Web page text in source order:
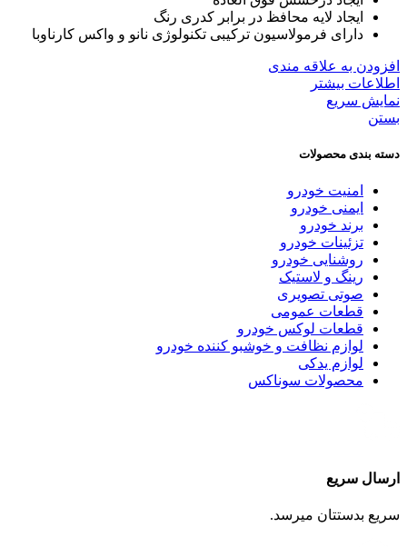
ایجاد لایه محافظ در برابر کدری رنگ
دارای فرمولاسیون ترکیبی تکنولوژی نانو و واکس کارناوبا
افزودن به علاقه مندی
اطلاعات بیشتر
نمایش سریع
بستن
دسته بندی محصولات
امنیت خودرو
ایمنی خودرو
برند خودرو
تزئینات خودرو
روشنایی خودرو
رینگ و لاستیک
صوتی تصویری
قطعات عمومی
قطعات لوکس خودرو
لوازم نظافت و خوشبو کننده خودرو
لوازم یدکی
محصولات سوناکس
ارسال سریع
سریع بدستتان میرسد.